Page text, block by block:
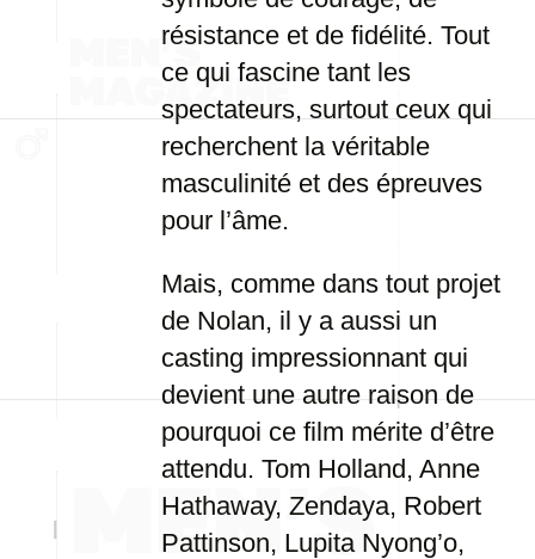
résistance et de fidélité. Tout
ce qui fascine tant les
spectateurs, surtout ceux qui
recherchent la véritable
masculinité et des épreuves
pour l’âme.
Mais, comme dans tout projet
de Nolan, il y a aussi un
casting impressionnant qui
devient une autre raison de
pourquoi ce film mérite d’être
attendu. Tom Holland, Anne
Hathaway, Zendaya, Robert
Pattinson, Lupita Nyong’o,